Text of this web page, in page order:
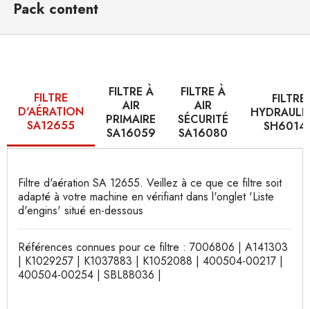
Pack content
FILTRE
D'AÉRATION
SA12655
FILTRE À
AIR
PRIMAIRE
SA16059
FILTRE À
AIR
SÉCURITÉ
SA16080
FILTRE
Filtre d'aération SA 12655. Veillez à ce que ce filtre soit
adapté à votre machine en vérifiant dans l'onglet 'Liste
d'engins' situé en-dessous
Références connues pour ce filtre : 7006806 | A141303
| K1029257 | K1037883 | K1052088 | 400504-00217 |
400504-00254 | SBL88036 |